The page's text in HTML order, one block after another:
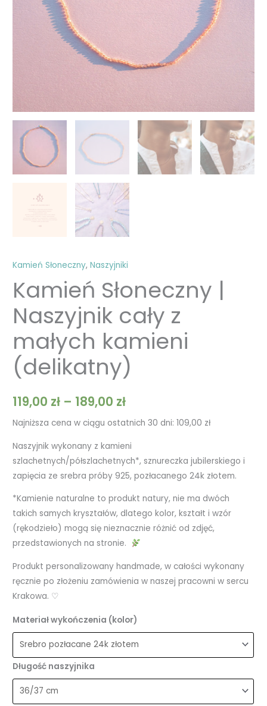
Kamień Słoneczny,Naszyjniki
Kamień Słoneczny |
Naszyjnik cały z
małych kamieni
(delikatny)
119,00 zł – 189,00 zł
Najniższa cena w ciągu ostatnich 30 dni:109,00 zł
Naszyjnik wykonany z kamieni
szlachetnych/półszlachetnych*, sznureczka jubilerskiego i
zapięcia ze srebra próby 925, pozłacanego 24k złotem.
*Kamienie naturalne to produkt natury, nie ma dwóch
takich samych kryształów, dlatego kolor, kształt i wzór
(rękodzieło) mogą się nieznacznie różnić od zdjęć,
przedstawionych na stronie.
Produkt personalizowany handmade, w całości wykonany
ręcznie po złożeniu zamówienia w naszej pracowni w sercu
Krakowa. ♡
Materiał wykończenia (kolor)
Długość naszyjnika